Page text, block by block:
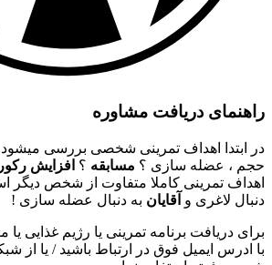
راهنمای دریافت مشاوره
در ابتدا اهداف تمرینی شخصی بررسی میشود
حجم ، عضله سازی ؟ مسابقه ؟ افزایش
اهداف تمرینی کاملا متفاوت از شخص دیگر
دنبال لاغری و آقایان به دنبال عضله سازی !
برای دریافت برنامه تمرینی یا رژیم غذایی
با ادرس ایمیل فوق در ارتباط باشید / یا از